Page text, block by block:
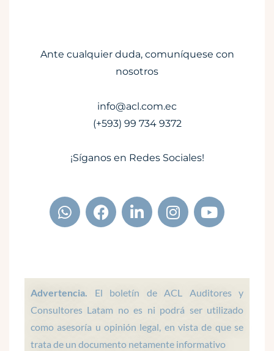
Ante cualquier duda, comuníquese con
nosotros
info@acl.com.ec
(+593) 99 734 9372
¡Síganos en Redes Sociales!
W
h
a
a
p
p
F
a
c
o
o
k
L
i
n
d
i
n
I
n
s
g
r
a
m
Y
o
u
b
e
Advertencia. El boletín de ACL Auditores y
Consultores Latam no es ni podrá ser utilizado
como asesoría u opinión legal, en vista de que se
trata de un documento netamente informativo